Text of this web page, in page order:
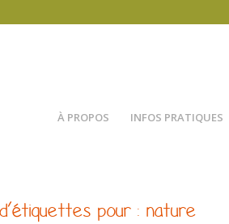
À PROPOS INFOS PRATIQUES
pour : nature